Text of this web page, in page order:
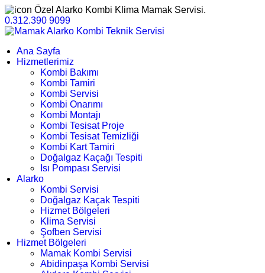
Özel Alarko Kombi Klima Mamak Servisi.
0.312.390 9099
Ana Sayfa
Hizmetlerimiz
Kombi Bakımı
Kombi Tamiri
Kombi Servisi
Kombi Onarımı
Kombi Montajı
Kombi Tesisat Proje
Kombi Tesisat Temizliği
Kombi Kart Tamiri
Doğalgaz Kaçağı Tespiti
Isı Pompası Servisi
Alarko
Kombi Servisi
Doğalgaz Kaçak Tespiti
Hizmet Bölgeleri
Klima Servisi
Şofben Servisi
Hizmet Bölgeleri
Mamak Kombi Servisi
Abidinpaşa Kombi Servisi